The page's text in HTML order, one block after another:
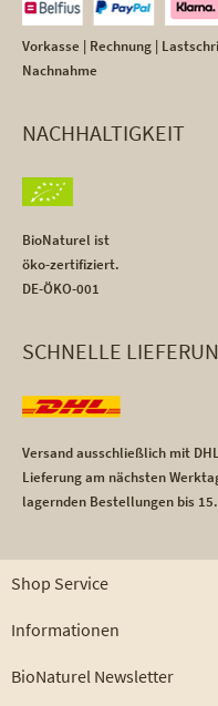
Vorkasse | Rechnung |
Nachnahme
NACHHALTIGKEIT
BioNaturel ist
öko-zertifiziert.
DE-ÖKO-001
SCHNELLE
Versand ausschließlich mit
Lieferung am nächsten
lagernden Bestellungen bis
Shop Service
Informationen
BioNaturel Newsletter